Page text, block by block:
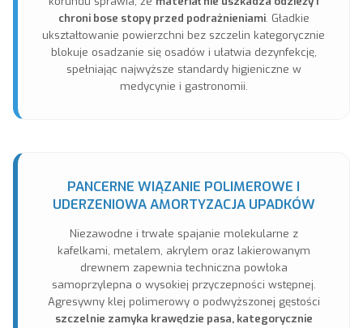
chroni bose stopy przed podrażnieniami. Gładkie
ukształtowanie powierzchni bez szczelin kategorycznie
blokuje osadzanie się osadów i ułatwia dezynfekcję,
spełniając najwyższe standardy higieniczne w
medycynie i gastronomii.
PANCERNE WIĄZANIE POLIMEROWE I
UDERZENIOWA AMORTYZACJA UPADKÓW
Niezawodne i trwałe spajanie molekularne z
kafelkami, metalem, akrylem oraz lakierowanym
drewnem zapewnia techniczna powłoka
samoprzylepna o wysokiej przyczepności wstępnej.
Agresywny klej polimerowy o podwyższonej gęstości
szczelnie zamyka krawędzie pasa, kategorycznie